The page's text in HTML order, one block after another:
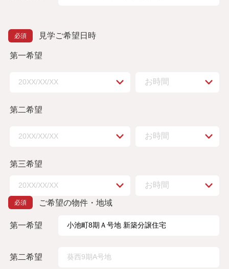
見学ご希望日時
第一希望
第二希望
第三希望
ご希望の物件・地域
第一希望
第二希望